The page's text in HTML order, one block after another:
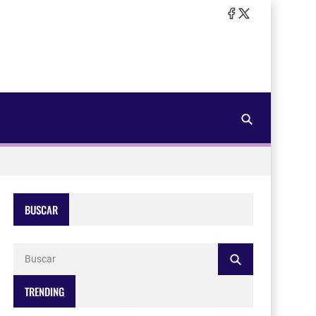
BUSCAR
TRENDING